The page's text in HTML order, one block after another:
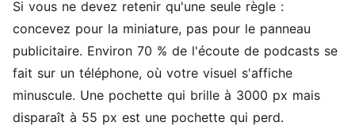
Si vous ne devez retenir qu'une seule règle :
concevez pour la miniature, pas pour le panneau
publicitaire. Environ 70 % de l'écoute de podcasts se
fait sur un téléphone, où votre visuel s'affiche
minuscule. Une pochette qui brille à 3000 px mais
disparaît à 55 px est une pochette qui perd.